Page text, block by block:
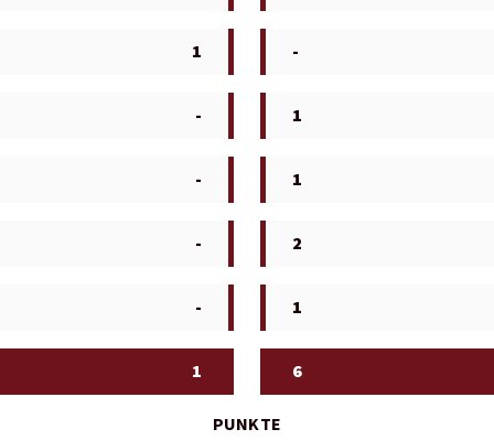
1 -
- 1
- 1
- 2
- 1
1 6
PUNKTE